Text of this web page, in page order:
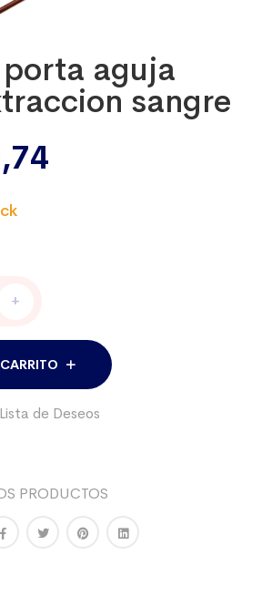
aguja
sangre
+
de Deseos
PRODUCTOS